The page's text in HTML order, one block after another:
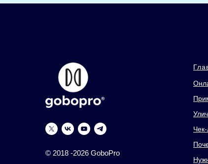
© 2018 -2026 GoboPro